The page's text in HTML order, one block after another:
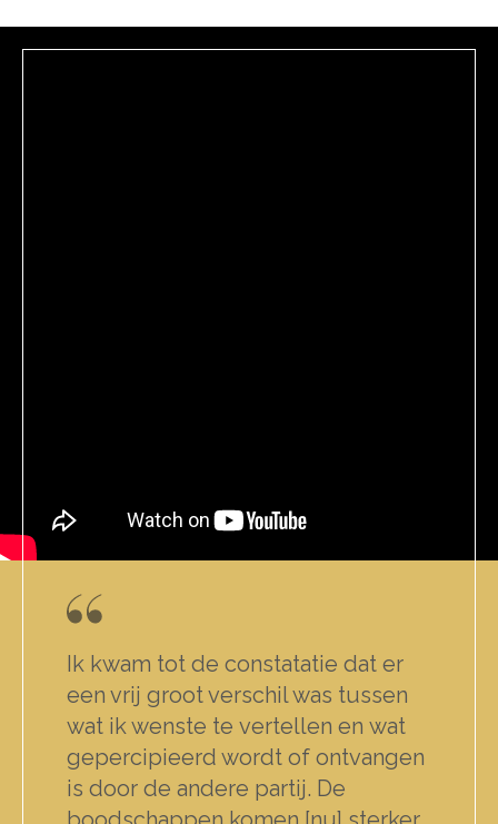
Ik kwam tot de constatatie dat er
een vrij groot verschil was tussen
wat ik wenste te vertellen en wat
gepercipieerd wordt of ontvangen
is door de andere partij. De